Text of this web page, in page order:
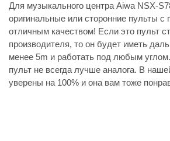
Для музыкального центра Aiwa NSX-
оригинальные или сторонние пульты с
отличным качеством! Если это пульт
производителя, то он будет иметь
менее 5m и работать под любым
пульт не всегда лучше аналога. В
уверены на 100% и она вам тоже